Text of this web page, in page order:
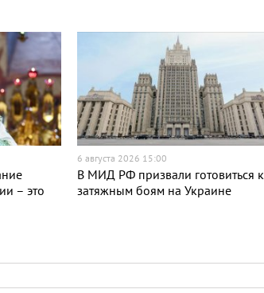
– это
6 августа 2026 15:00
В МИД РФ призвали готовиться к
затяжным боям на Украине